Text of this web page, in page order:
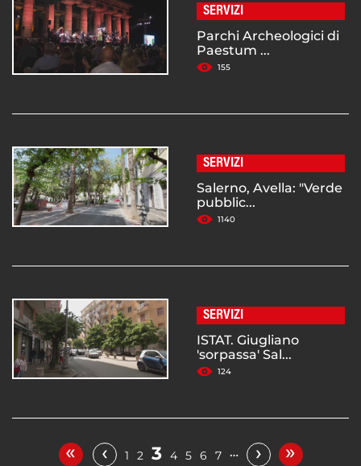
SERVIZI
Parchi Archeologici di
Paestum ...
155
SERVIZI
Salerno, Avella: "Verde
pubblic...
1140
SERVIZI
ISTAT. Giugliano
'sorpassa' Sal...
124
« ‹ 1 2 3 4 5 6 7 … › »